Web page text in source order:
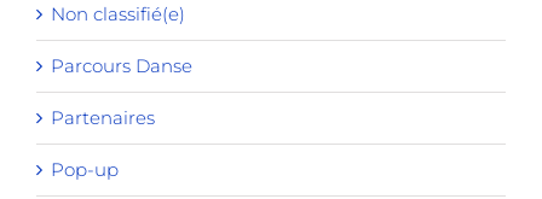
Non classifié(e)
Parcours Danse
Partenaires
Pop-up